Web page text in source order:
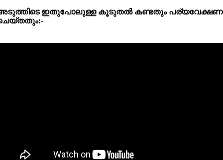
ഇതുപോലുള്ള കൂടുതൽ കണ്ടതും